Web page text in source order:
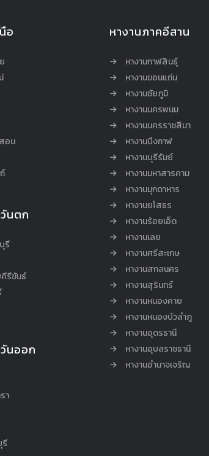
อ
อน
นตก
รี
คีรีขันธ์
นออก
า
รี
หางานภาคอีสาน
หางานกาฬสินธุ์
หางานขอนแก่น
หางานชัยภูมิ
หางานนครพนม
หางานนครราชสีมา
หางานบึงกาฬ
หางานบุรีรัมย์
หางานมหาสารคาม
หางานมุกดาหาร
หางานยโสธร
หางานร้อยเอ็ด
หางานเลย
หางานศรีสะเกษ
หางานสกลนคร
หางานสุรินทร์
หางานหนองคาย
หางานหนองบัวลำภู
หางานอุดรธานี
หางานอุบลราชธานี
หางานอำนาจเจริญ